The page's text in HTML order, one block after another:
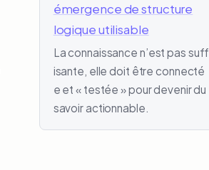
émergence de structure
logique utilisable
La connaissance n’est pas suff
isante, elle doit être connecté
e et « testée » pour devenir du
savoir actionnable.